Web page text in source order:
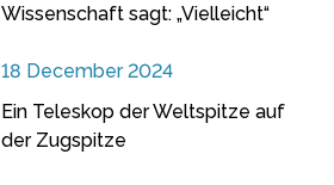
Wissenschaft sagt: „Vielleicht“
18 December 2024
Ein Teleskop der Weltspitze auf
der Zugspitze